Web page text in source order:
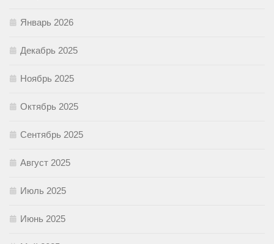
Январь 2026
Декабрь 2025
Ноябрь 2025
Октябрь 2025
Сентябрь 2025
Август 2025
Июль 2025
Июнь 2025